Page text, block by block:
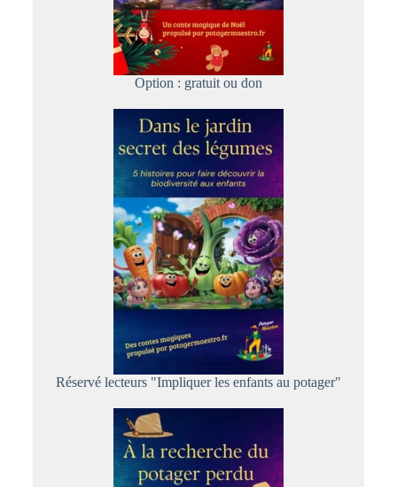
Option : gratuit ou don
Réservé lecteurs "Impliquer les enfants au potager"